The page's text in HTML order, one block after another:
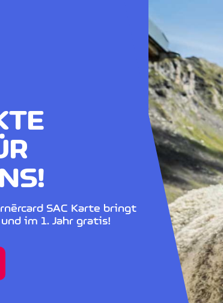
SAC Karte bringt
im 1. Jahr gratis!